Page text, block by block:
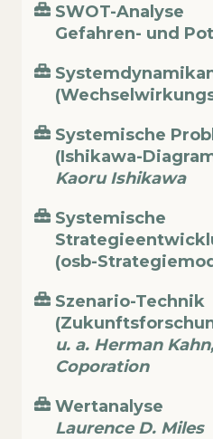
SWOT-Analyse
Gefahren- und
Systemische
(Ishikawa-
Kaoru Ishikawa
Systemische
(osb-
Szenario-Technik
u. a. Herman
Coporation
Wertanalyse
Laurence D. Miles